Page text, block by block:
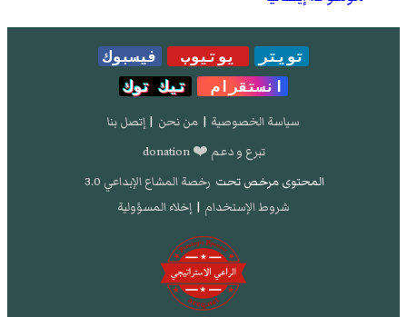
تويتر يوتيوب
فيسبوك
انستقرام
تيك توك
سياسة الخصوصية | من نحن | إتصل بنا
تبرع و دعم ❤️ donation
المحتوى مرخص تحت رخصة المشاع الإبداعي 3.0
شروط الإستخدام | إخلاء المسؤولية